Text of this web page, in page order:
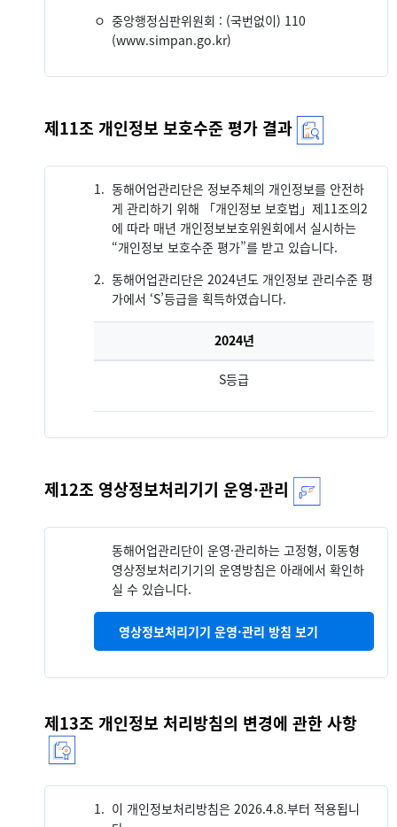
ㅇ 중앙행정심판위원회 : (국번없이) 110
(www.simpan.go.kr)
제11조 개인정보 보호수준 평가 결과
1. 동해어업관리단은 정보주체의 개인정보를 안전하
게 관리하기 위해 「개인정보 보호법」제11조의2
에 따라 매년 개인정보보호위원회에서 실시하는
“개인정보 보호수준 평가”를 받고 있습니다.
2. 동해어업관리단은 2024년도 개인정보 관리수준 평
가에서 ‘S’등급을 획득하였습니다.
2024년
S등급
제12조 영상정보처리기기 운영·관리
동해어업관리단이 운영·관리하는 고정형, 이동형
영상정보처리기기의 운영방침은 아래에서 확인하
실 수 있습니다.
영상정보처리기기 운영·관리 방침 보기
제13조 개인정보 처리방침의 변경에 관한 사항
1. 이 개인정보처리방침은 2026.4.8.부터 적용됩니